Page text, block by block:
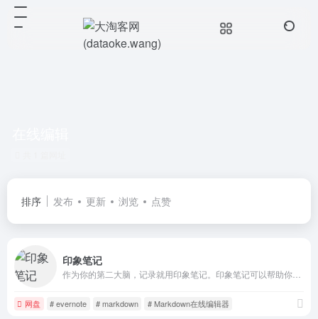
排序 发布 更新 浏览 点赞
印象笔记
网盘 # evernote # markdown # Markdown在线编辑器